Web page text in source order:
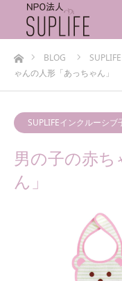
ホームBLOG
ゃんの人形「あっちゃん」
SUPLIFEインクルーシブ
男の子の赤ち
ん」